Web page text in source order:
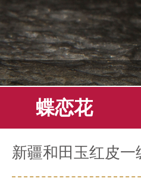
蝶恋花
新疆和田玉红皮